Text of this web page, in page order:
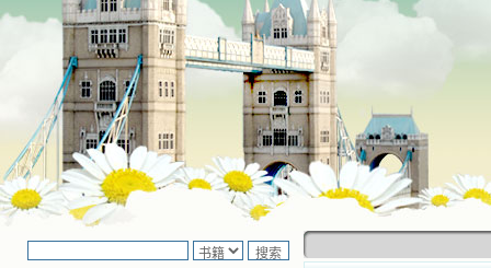
小德兰爱心书屋最新公告 有一天，我
做了一个奇怪的梦，至今让我难忘。
梦中，我看到一本打开的用石头做的